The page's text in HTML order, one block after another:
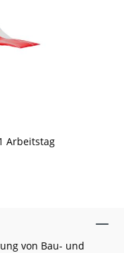
Arbeitstag
von Bau- und